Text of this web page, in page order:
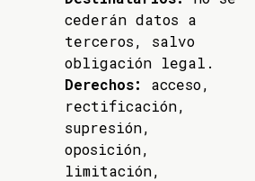
cederán datos a
terceros, salvo
obligación legal.
Derechos:
acceso,
rectificación,
supresión,
oposición,
limitación,